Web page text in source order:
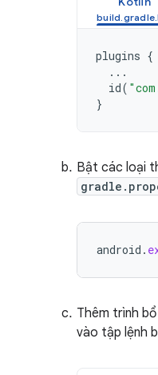
plugins {
...
id(
}
Bật các loại
android .
Thêm trình
vào tập lệnh